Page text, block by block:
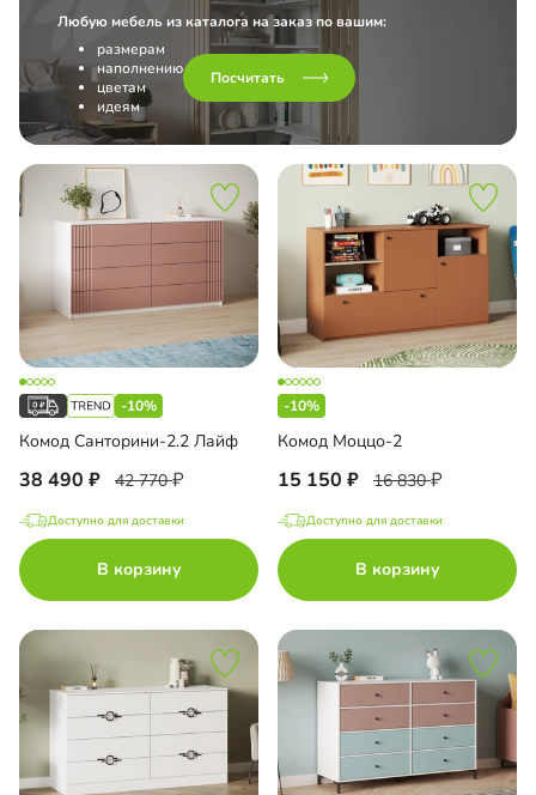
Любую мебель из каталога на заказ по вашим:
размерам
наполнению
цветам
идеям
Посчитать
-10%
Комод Санторини-2.2 Лайф
38 490 42 770
Доступно для доставки
В корзину
-10%
Комод Моццо-2
15 150 16 830
Доступно для доставки
В корзину